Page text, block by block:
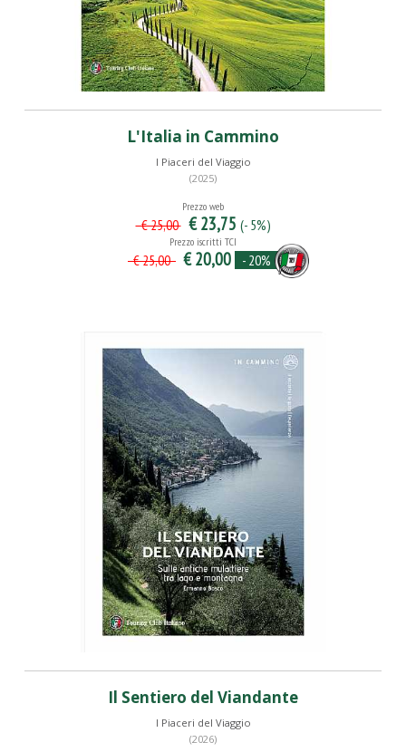
L'Italia in Cammino
I Piaceri del Viaggio
(2025)
Prezzo web
€ 25,00 € 23,75 (- 5%)
Prezzo iscritti TCI
€ 25,00 € 20,00 - 20%
Il Sentiero del Viandante
I Piaceri del Viaggio
(2026)